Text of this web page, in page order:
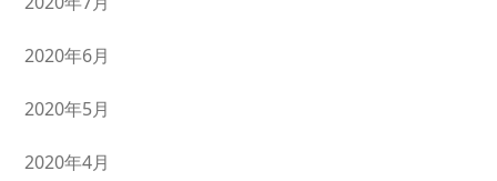
2020年6月
2020年5月
2020年4月